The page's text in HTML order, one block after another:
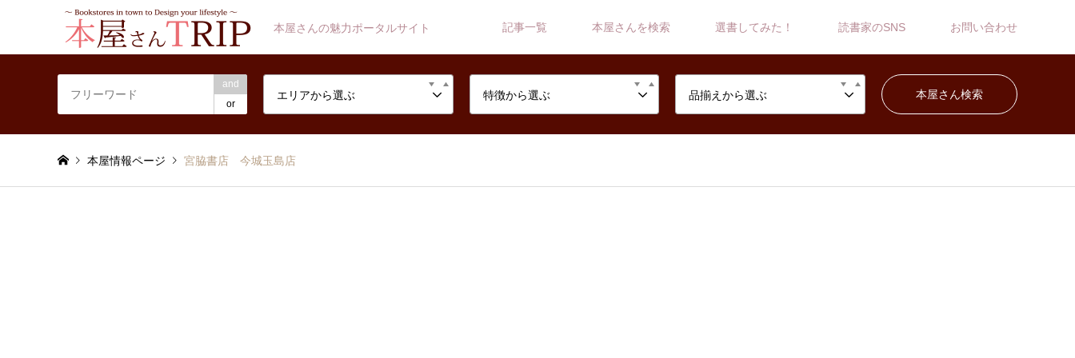
本屋さんの魅力ポータルサイト 記事一覧 本屋さんを検索 選書してみた！ 読書家のSNS お問い合わせ
and
or
エリアから選ぶ 特徴から選ぶ 品揃えから選ぶ
本屋情報ページ 宮脇書店 今城玉島店